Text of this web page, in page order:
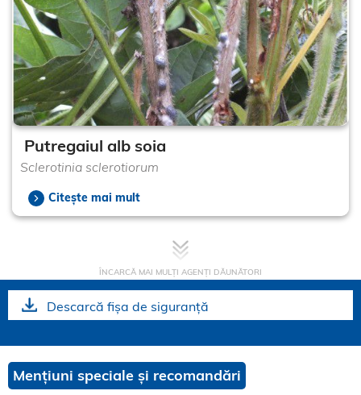
Putregaiul alb soia
Sclerotinia sclerotiorum
Citește mai mult
ÎNCARCĂ MAI MULȚI AGENȚI DĂUNĂTORI
Descarcă fișa de siguranță
Mențiuni speciale și recomandări